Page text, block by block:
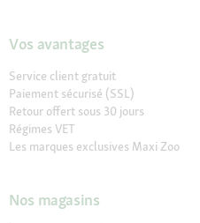
Vos avantages
Service client gratuit
Paiement sécurisé (SSL)
Retour offert sous 30 jours
Régimes VET
Les marques exclusives Maxi Zoo
Nos magasins